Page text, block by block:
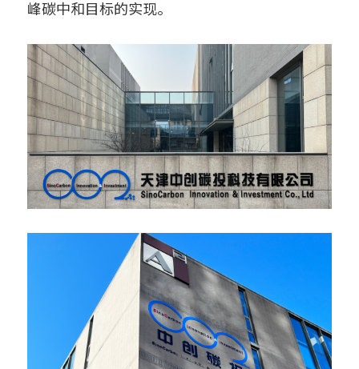
峰碳中和目标的实现。